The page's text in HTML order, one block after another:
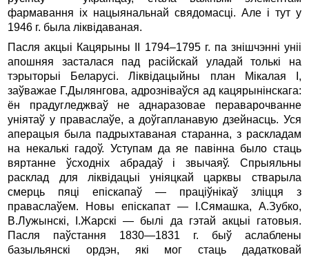
фармавання іх нацыянальнай свядомасці. Але і тут у
1946 г. была ліквідаваная.
Пасля акцыі Кацярыны II 1794–1795 г. па знішчэнні уніі
апошняя засталася пад расійскай уладай толькі на
тэрыторыі Беларусі. Ліквідацыйны план Мікалая I,
заўважае Г.Дылянгова, адрозніваўся ад кацярынінскага:
ён прадугледжваў не аднаразовае пераварочванне
уніятаў у праваслаўе, а доўгапланавую дзейнасць. Уся
аперацыя была падрыхтаваная старанна, з раскладам
на некалькі гадоў. Уступам да яе павінна было стаць
вяртанне ўсходніх абрадаў і звычаяў. Спрыяльны
расклад для ліквідацыі уніяцкай царквы стварыла
смерць пяці епіскапаў — праціўнікаў зліцця з
праваслаўем. Новы епіскапат — І.Сямашка, А.Зубко,
В.Лужынскі, І.Жарскі — былі да гэтай акцыі гатовыя.
Пасля паўстання 1830—1831 г. быў аслаблены
базыльянскі ордэн, які мог стаць дадатковай